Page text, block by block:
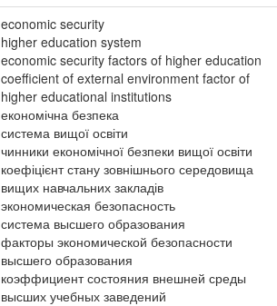
economic security
higher education system
economic security factors of higher education
coefficient of external environment factor of
higher educational institutions
економічна безпека
система вищої освіти
чинники економічної безпеки вищої освіти
коефіцієнт стану зовнішнього середовища
вищих навчальних закладів
экономическая безопасность
система высшего образования
факторы экономической безопасности
высшего образования
коэффициент состояния внешней среды
высших учебных заведений